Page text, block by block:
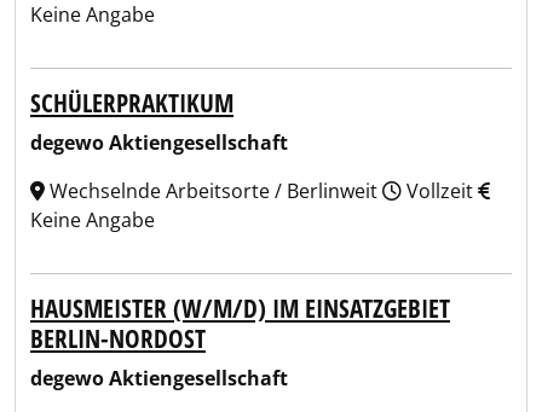
Keine Angabe
SCHÜLERPRAKTIKUM
degewo Aktiengesellschaft
Wechselnde Arbeitsorte / Berlinweit
Vollzeit
Keine Angabe
HAUSMEISTER (W/M/D) IM EINSATZGEBIET
BERLIN-NORDOST
degewo Aktiengesellschaft